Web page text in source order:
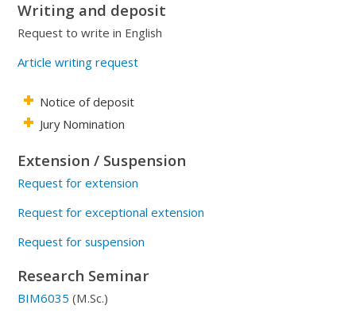
Writing and deposit
Request to write in English
Article writing request
Notice of deposit
Jury Nomination
Extension / Suspension
Request for extension
Request for exceptional extension
Request for suspension
Research Seminar
BIM6035 (M.Sc.)